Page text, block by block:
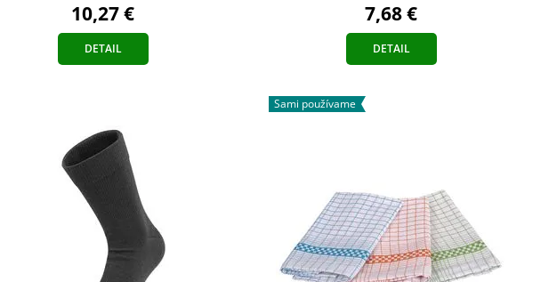
10,27 €
DETAIL
7,68 €
DETAIL
Sami používame